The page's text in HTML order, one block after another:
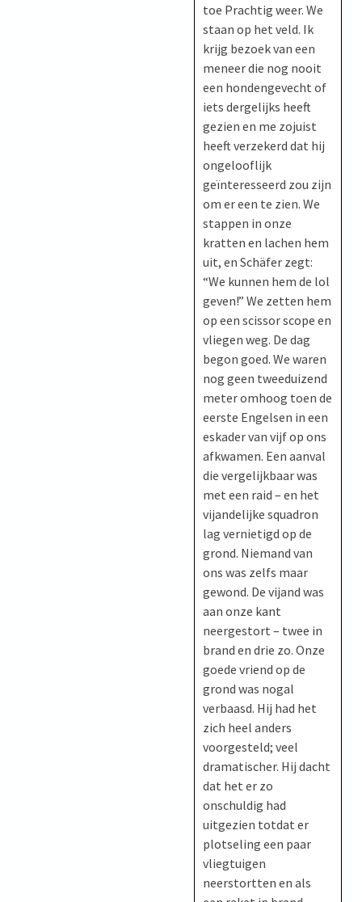
toe Prachtig weer. We
staan op het veld. Ik
krijg bezoek van een
meneer die nog nooit
een hondengevecht of
iets dergelijks heeft
gezien en me zojuist
heeft verzekerd dat hij
ongelooflijk
geïnteresseerd zou zijn
om er een te zien. We
stappen in onze
kratten en lachen hem
uit, en Schäfer zegt:
“We kunnen hem de lol
geven!” We zetten hem
op een scissor scope en
vliegen weg. De dag
begon goed. We waren
nog geen tweeduizend
meter omhoog toen de
eerste Engelsen in een
eskader van vijf op ons
afkwamen. Een aanval
die vergelijkbaar was
met een raid – en het
vijandelijke squadron
lag vernietigd op de
grond. Niemand van
ons was zelfs maar
gewond. De vijand was
aan onze kant
neergestort – twee in
brand en drie zo. Onze
goede vriend op de
grond was nogal
verbaasd. Hij had het
zich heel anders
voorgesteld; veel
dramatischer. Hij dacht
dat het er zo
onschuldig had
uitgezien totdat er
plotseling een paar
vliegtuigen
neerstortten en als